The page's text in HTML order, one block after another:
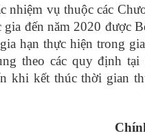
nhiệm vụ thuộc các
đến năm 2020 được
hạn thực hiện trong
theo các quy định tại
khi kết thúc thời gian